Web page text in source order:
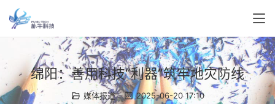
绵阳：善用科技“利器”筑牢地灾防线
媒体报道 2025-06-20 17:10